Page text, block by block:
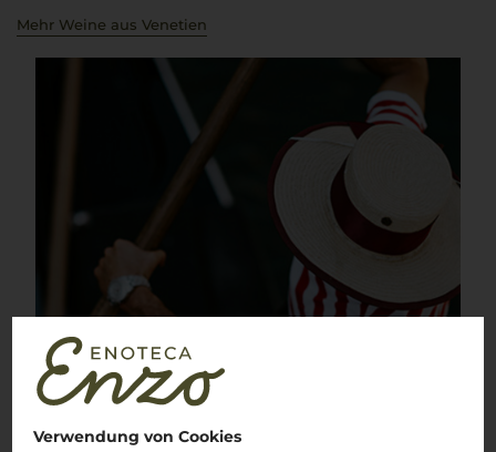
Verwendung von Cookies
Mehr Weine aus Venetien